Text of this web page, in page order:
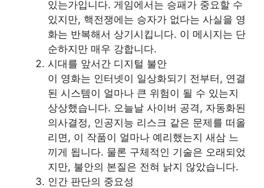
있는가입니다. 게임에서는 승패가 중요할 수
있지만, 핵전쟁에는 승자가 없다는 사실을 영
화는 반복해서 상기시킵니다. 이 메시지는 단
순하지만 매우 강합니다.
시대를 앞서간 디지털 불안
이 영화는 인터넷이 일상화되기 전부터, 연결
된 시스템이 얼마나 큰 위험이 될 수 있는지
상상했습니다. 오늘날 사이버 공격, 자동화된
의사결정, 인공지능 리스크 같은 문제를 떠올
리면, 이 작품이 얼마나 예리했는지 새삼 느
끼게 됩니다. 물론 구체적인 기술은 오래되었
지만, 불안의 본질은 전혀 낡지 않았습니다.
인간 판단의 중요성